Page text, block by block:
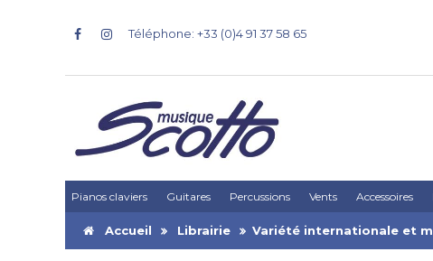
Téléphone: +33 (0)4 91 37 58 65
Pianos claviers Guitares Percussions Vents Accessoires
Accueil Librairie Variété internationale et